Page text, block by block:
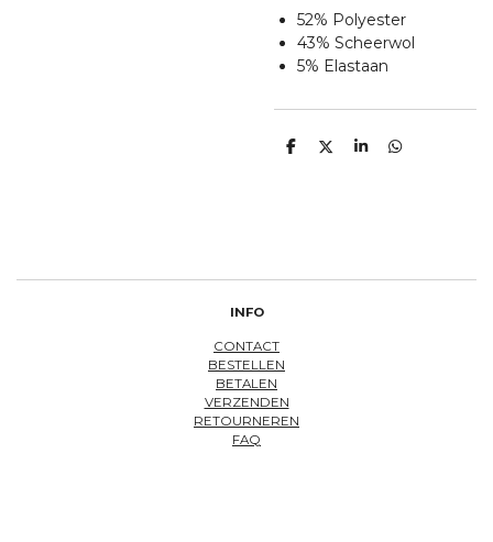
52% Polyester
43% Scheerwol
5% Elastaan
D
D
S
D
INFO
CONTACT
BESTELLEN
BETALEN
VERZENDEN
RETOURNEREN
FAQ